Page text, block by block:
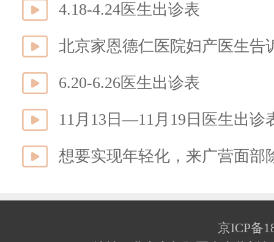
4.18-4.24医生出诊表
北京家恩德仁医院妇产医生告
6.20-6.26医生出诊表
11月13日—11月19日医生出诊
想要实现年轻化，来广营面部
京ICP备